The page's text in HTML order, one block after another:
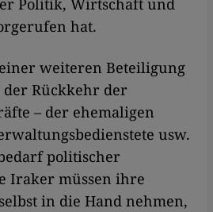
Politik, Wirtschaft und
hat.
weiteren Beteiligung
Rückkehr der
– der ehemaligen
usw.
politischer
Iraker müssen ihre
in die Hand nehmen,